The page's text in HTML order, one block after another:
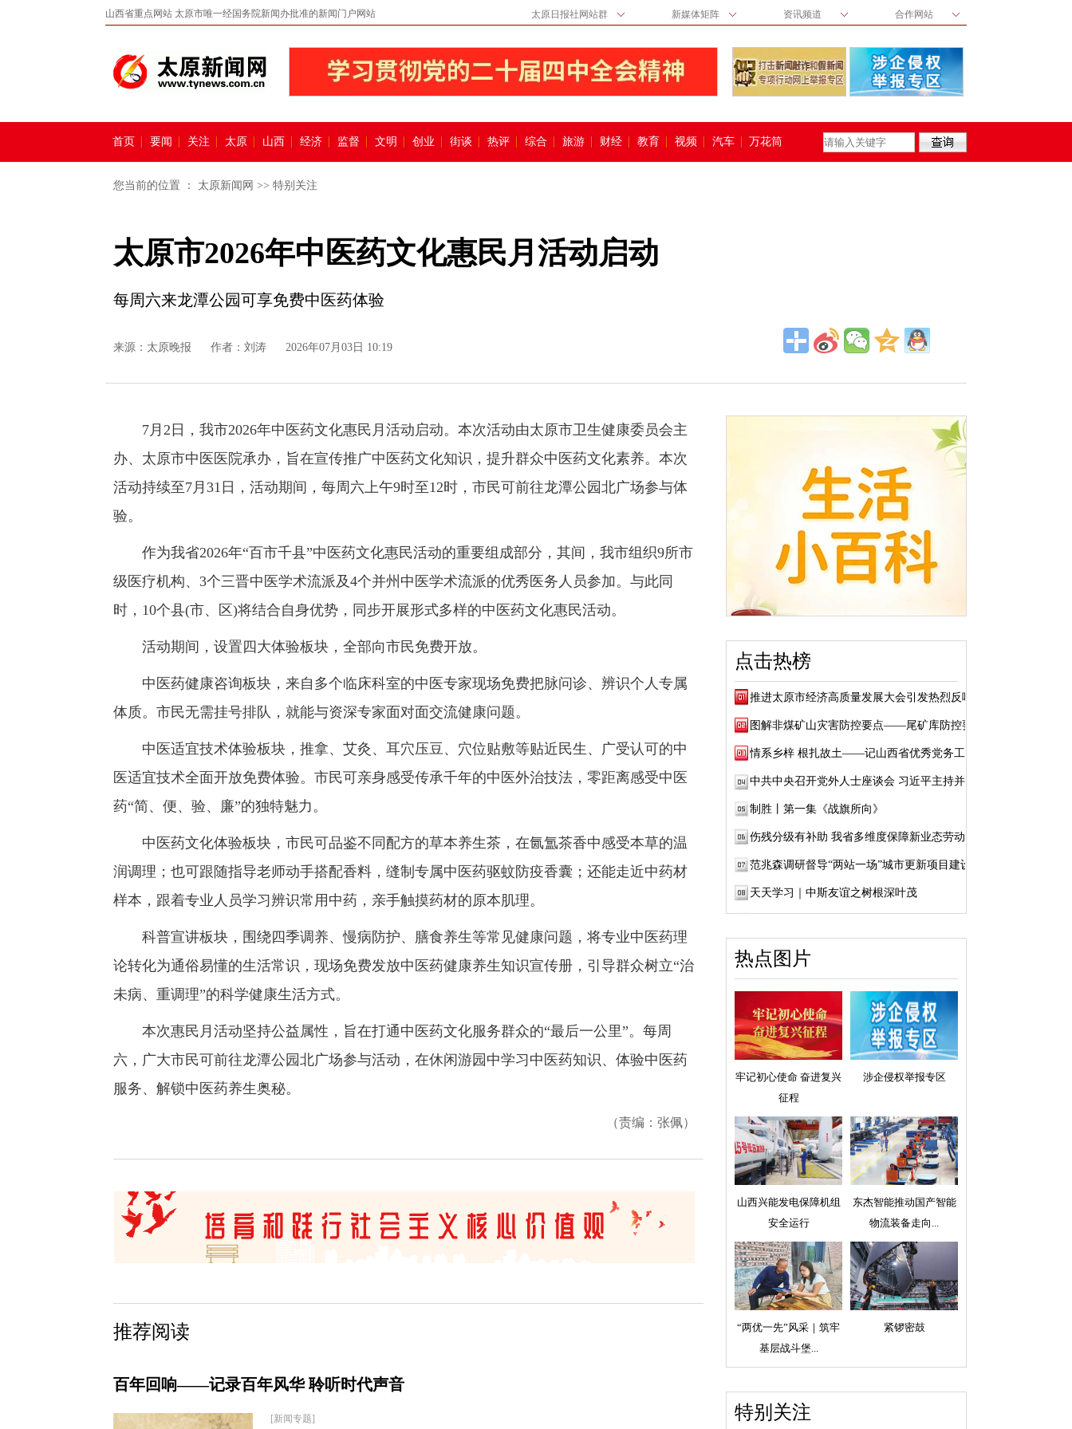
山西省重点网站 太原市唯一经国务院新闻办批准的新闻门户网站 太原日报社网站群 新媒体矩阵 资讯频道 合作网站
首页 要闻 关注 太原 山西 经济 监督 文明 创业 街谈 热评 综合 旅游 财经 教育 视频 汽车 万花筒
您当前的位置 ： 太原新闻网 >> 特别关注
太原市2026年中医药文化惠民月活动启动
每周六来龙潭公园可享免费中医药体验
来源： 太原晚报 作者：刘涛 2026年07月03日 10:19
7月2日，我市2026年中医药文化惠民月活动启动。本次活动由太原市卫生健康委员会主
办、太原市中医医院承办，旨在宣传推广中医药文化知识，提升群众中医药文化素养。本次
活动持续至7月31日，活动期间，每周六上午9时至12时，市民可前往龙潭公园北广场参与体
验。
作为我省2026年“百市千县”中医药文化惠民活动的重要组成部分，其间，我市组织9所市
级医疗机构、3个三晋中医学术流派及4个并州中医学术流派的优秀医务人员参加。与此同
时，10个县(市、区)将结合自身优势，同步开展形式多样的中医药文化惠民活动。
活动期间，设置四大体验板块，全部向市民免费开放。
中医药健康咨询板块，来自多个临床科室的中医专家现场免费把脉问诊、辨识个人专属
体质。市民无需挂号排队，就能与资深专家面对面交流健康问题。
中医适宜技术体验板块，推拿、艾灸、耳穴压豆、穴位贴敷等贴近民生、广受认可的中
医适宜技术全面开放免费体验。市民可亲身感受传承千年的中医外治技法，零距离感受中医
药“简、便、验、廉”的独特魅力。
中医药文化体验板块，市民可品鉴不同配方的草本养生茶，在氤氲茶香中感受本草的温
润调理；也可跟随指导老师动手搭配香料，缝制专属中医药驱蚊防疫香囊；还能走近中药材
样本，跟着专业人员学习辨识常用中药，亲手触摸药材的原本肌理。
科普宣讲板块，围绕四季调养、慢病防护、膳食养生等常见健康问题，将专业中医药理
论转化为通俗易懂的生活常识，现场免费发放中医药健康养生知识宣传册，引导群众树立“治
未病、重调理”的科学健康生活方式。
本次惠民月活动坚持公益属性，旨在打通中医药文化服务群众的“最后一公里”。每周
六，广大市民可前往龙潭公园北广场参与活动，在休闲游园中学习中医药知识、体验中医药
服务、解锁中医药养生奥秘。
（责编：张佩）
推荐阅读
百年回响——记录百年风华 聆听时代声音
[新闻专题]
点击热榜
推进太原市经济高质量发展大会引发热烈反响
图解非煤矿山灾害防控要点——尾矿库防控要点
情系乡梓 根扎故土——记山西省优秀党务工作...
中共中央召开党外人士座谈会 习近平主持并发...
制胜丨第一集《战旗所向》
伤残分级有补助 我省多维度保障新业态劳动者...
范兆森调研督导“两站一场”城市更新项目建设
天天学习｜中斯友谊之树根深叶茂
热点图片
牢记初心使命 奋进复兴
征程
涉企侵权举报专区
山西兴能发电保障机组
安全运行
东杰智能推动国产智能
物流装备走向...
“两优一先”风采｜筑牢
基层战斗堡...
紧锣密鼓
特别关注